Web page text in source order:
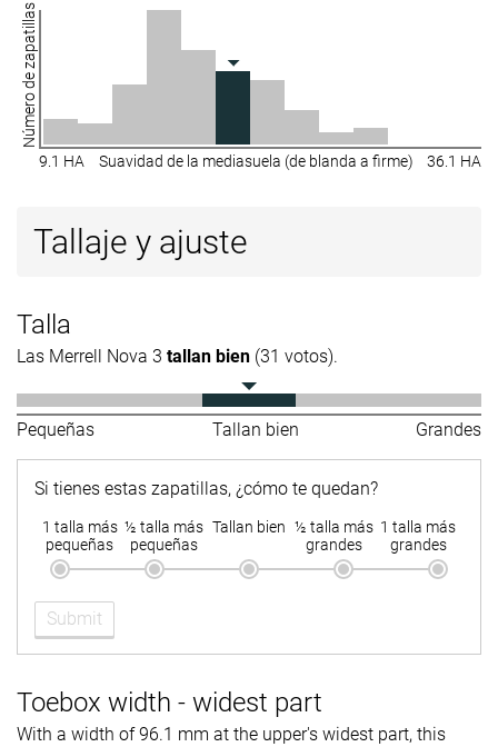
Número de zapatillas
9.1 HA Suavidad de la mediasuela (de blanda a firme) 36.1 HA
Tallaje y ajuste
Talla
Las Merrell Nova 3 tallan bien (31 votos).
Pequeñas Tallan bien Grandes
Si tienes estas zapatillas, ¿cómo te quedan?
1 talla más
pequeñas
½ talla más
pequeñas
Tallan bien ½ talla más
grandes
1 talla más
grandes
Submit
Toebox width - widest part
With a width of 96.1 mm at the upper's widest part, this